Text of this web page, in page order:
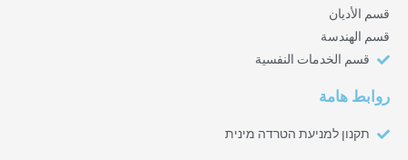
قسم الأديان
قسم الهندسة‎
قسم الخدمات النفسية‎
روابط هامة
תקנון למניעת הטרדה מינית